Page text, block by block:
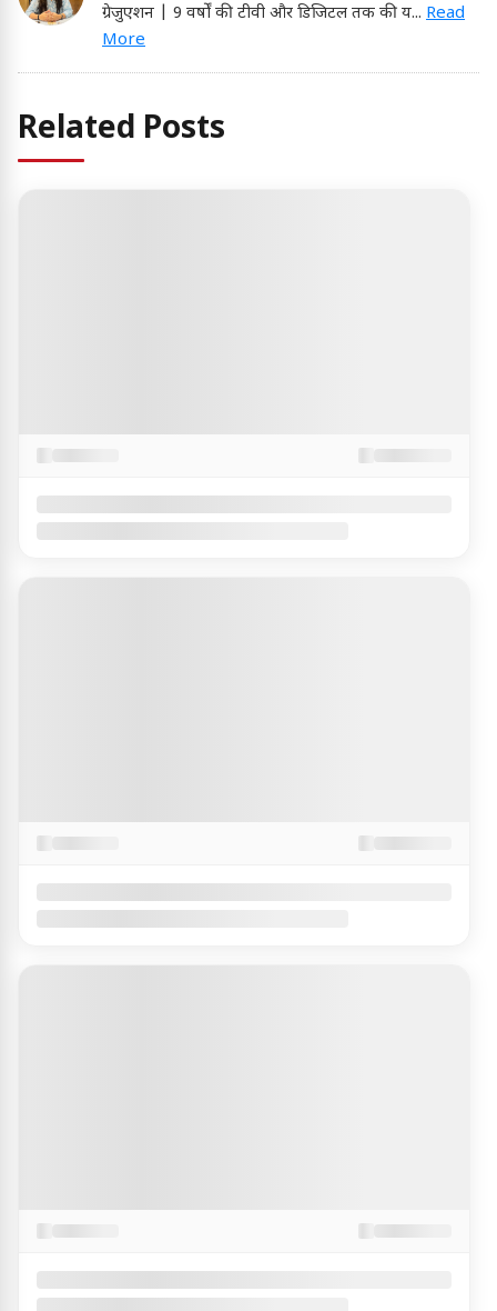
ग्रेजुएशन | 9 वर्षों की टीवी और डिजिटल तक की य... Read
More
Related Posts